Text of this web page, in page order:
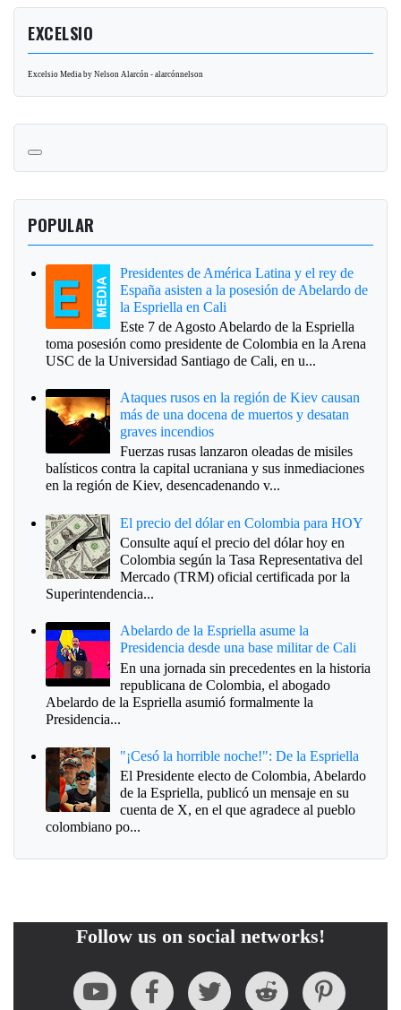
EXCELSIO
Excelsio Media by Nelson Alarcón - alarcónnelson
POPULAR
Presidentes de América Latina y el rey de
España asisten a la posesión de Abelardo de
la Espriella en Cali
Este 7 de Agosto Abelardo de la Espriella
toma posesión como presidente de Colombia en la Arena
USC de la Universidad Santiago de Cali, en u...
Ataques rusos en la región de Kiev causan
más de una docena de muertos y desatan
graves incendios
Fuerzas rusas lanzaron oleadas de misiles
balísticos contra la capital ucraniana y sus inmediaciones
en la región de Kiev, desencadenando v...
El precio del dólar en Colombia para HOY
Consulte aquí el precio del dólar hoy en
Colombia según la Tasa Representativa del
Mercado (TRM) oficial certificada por la
Superintendencia...
Abelardo de la Espriella asume la
Presidencia desde una base militar de Cali
En una jornada sin precedentes en la historia
republicana de Colombia, el abogado
Abelardo de la Espriella asumió formalmente la
Presidencia...
"¡Cesó la horrible noche!": De la Espriella
El Presidente electo de Colombia, Abelardo
de la Espriella, publicó un mensaje en su
cuenta de X, en el que agradece al pueblo
colombiano po...
Follow us on social networks!